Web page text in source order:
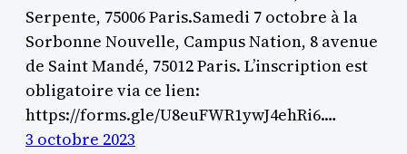
Serpente, 75006 Paris.Samedi 7 octobre à la
Sorbonne Nouvelle, Campus Nation, 8 avenue
de Saint Mandé, 75012 Paris. L’inscription est
obligatoire via ce lien:
https://forms.gle/U8euFWR1ywJ4ehRi6.…
3 octobre 2023